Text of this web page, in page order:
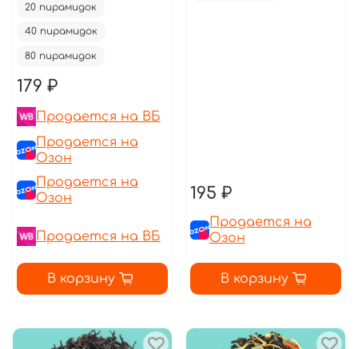
20 пирамидок
40 пирамидок
80 пирамидок
179 ₽
Продается на ВБ
Продается на
Озон
Продается на
Озон
Продается на ВБ
В корзину
195 ₽
Продается на
Озон
В корзину